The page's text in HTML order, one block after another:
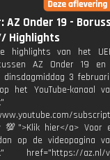
AZ Onder 19 -
Highlights
highlights van het
AZ Onder 19 en
dinsdagmiddag 3
het YouTube-kanaal
💯">Klik hier</a> Voor
op de videopagina
href="https://az.nl/